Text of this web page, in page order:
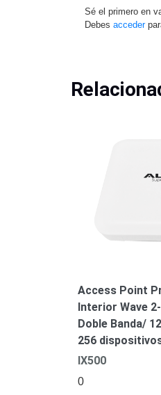
Sé el primero en
Debes acceder
Access Point
Interior Wave
Doble Banda/
256
IX500
0